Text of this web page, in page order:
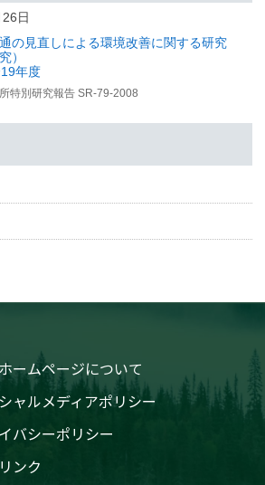
よるアジア地域のメタン収支評価
上げによりメタンの放出・吸収源を詳
、環境省記者クラブ、環境記者会、文部科学記者
島で観測されるCO2/CH4変動比に基づ
、環境省記者クラブ、環境記者会、文部科学記者
デル解析により中国北東部におけるメ
なりました
技術衛星GOSAT（「いぶき」）の観測
果～
ートラル実現に向けた運輸部門の脱炭
日
の見直しによる環境改善に関する研究
）
年度
特別研究報告 SR-79-2008
ームページについて
ャルメディアポリシー
バシーポリシー
ンク